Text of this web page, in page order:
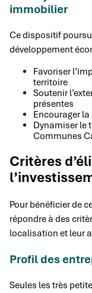
immobilier
Ce dispositif
développement
Favoriser
territoire
Soutenir
présentes
Encourager
Dynamiser le
Communes
Critères
Pour bénéficier de
répondre à des
localisation et leur
Profil des
Seules les très